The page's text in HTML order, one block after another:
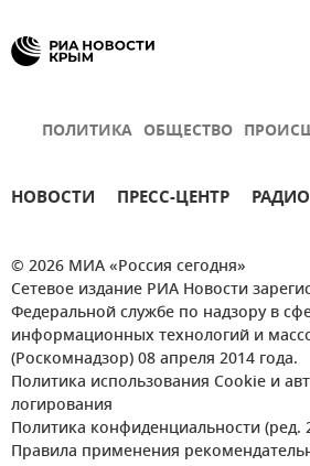
ПОЛИТИКА ОБЩЕСТВО
НОВОСТИ ПРЕСС-ЦЕНТР РАДИО
© 2026 МИА «Россия сегодня»
Сетевое издание РИА Новости
Федеральной службе по надзору в
информационных технологий и
(Роскомнадзор) 08 апреля 2014 года.
Политика использования Cookie и
логирования
Политика конфиденциальности (ред.
Правила применения